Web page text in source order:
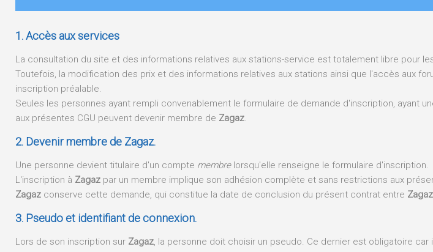
1. Accès aux services
La consultation du site et des informations relatives aux stations-service est totalement libre pour
Toutefois, la modification des prix et des informations relatives aux stations ainsi que l'accès aux
inscription préalable.
Seules les personnes ayant rempli convenablement le formulaire de demande d'inscription, ayant
aux présentes CGU peuvent devenir membre de Zagaz.
2. Devenir membre de Zagaz.
Une personne devient titulaire d'un compte membrelorsqu'elle renseigne le formulaire d'inscription.
L'inscription à Zagaz par un membre implique son adhésion complète et sans restrictions aux
Zagaz conserve cette demande, qui constitue la date de conclusion du présent contrat entre Zagaz
3. Pseudo et identifiant de connexion.
Lors de son inscription sur Zagaz, la personne doit choisir un pseudo. Ce dernier est obligatoire